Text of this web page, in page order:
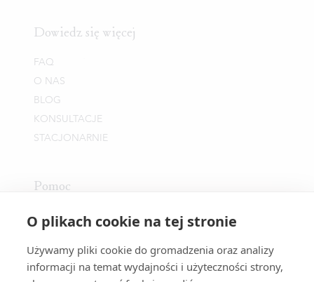
O plikach cookie na tej stronie
Używamy pliki cookie do gromadzenia oraz analizy
informacji na temat wydajności i użyteczności strony,
FAQ
O NAS
BLOG
KONSULTACJE
STACJONARNIE
Dowiedz się więcej
KONTAKT
POLITYKA PRYWATNOŚCI
Pomoc